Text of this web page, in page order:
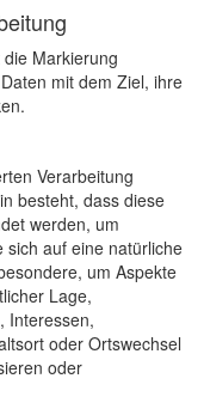
Markierung
mit dem Ziel, ihre
Verarbeitung
besteht, dass diese
werden, um
sich auf eine natürliche
um Aspekte
Lage,
Interessen,
oder Ortswechsel
oder